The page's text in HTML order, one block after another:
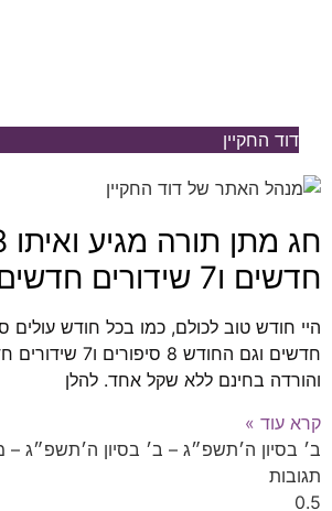
דוד החקיין
חדשים ו7 שידורים חדשים
היי חודש טוב לכולם, כמו בכל חודש עולים
חדשים וגם החודש 8
והורדה בחינם ללא שקל אחד. להלן
קרא עוד »
ב׳ בסיון ה׳תשפ״ג – ב׳ בסיון ה׳תשפ״ג – מאי 22,
תגובות